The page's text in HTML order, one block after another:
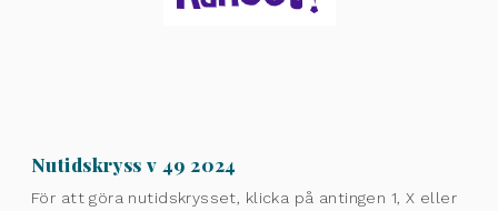
Nutidskryss v 49 2024
För att göra nutidskrysset, klicka på antingen 1, X eller